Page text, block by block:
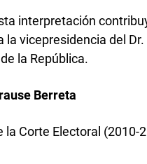
interpretación
la vicepresidencia del
la República.
Berreta
la Corte Electoral (2010-